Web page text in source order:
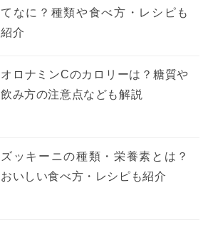
てなに？種類や食べ方・レシピも
紹介
オロナミンCのカロリーは？糖質や
飲み方の注意点なども解説
ズッキーニの種類・栄養素とは？
おいしい食べ方・レシピも紹介